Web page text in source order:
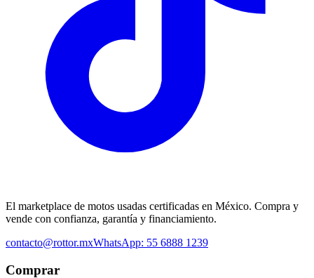
El marketplace de motos usadas certificadas en México. Compra y
vende con confianza, garantía y financiamiento.
contacto@rottor.mxWhatsApp: 55 6888 1239
Comprar